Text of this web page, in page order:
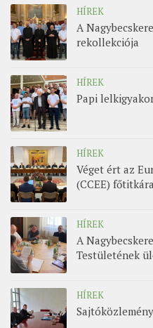
HÍREK
A
rekollekciója
HÍREK
Papi
HÍREK
Véget ért az
(CCEE)
HÍREK
A
Testületének
HÍREK
Sajtóközlemény